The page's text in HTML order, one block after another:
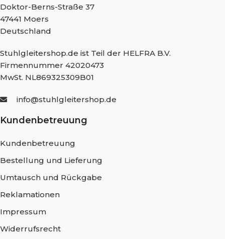
Doktor-Berns-Straße 37
47441 Moers
Deutschland
Stuhlgleitershop.de ist Teil der HELFRA B.V.
Firmennummer 42020473
MwSt. NL869325309B01
info@stuhlgleitershop.de
Kundenbetreuung
Kundenbetreuung
Bestellung und Lieferung
Umtausch und Rückgabe
Reklamationen
Impressum
Widerrufsrecht